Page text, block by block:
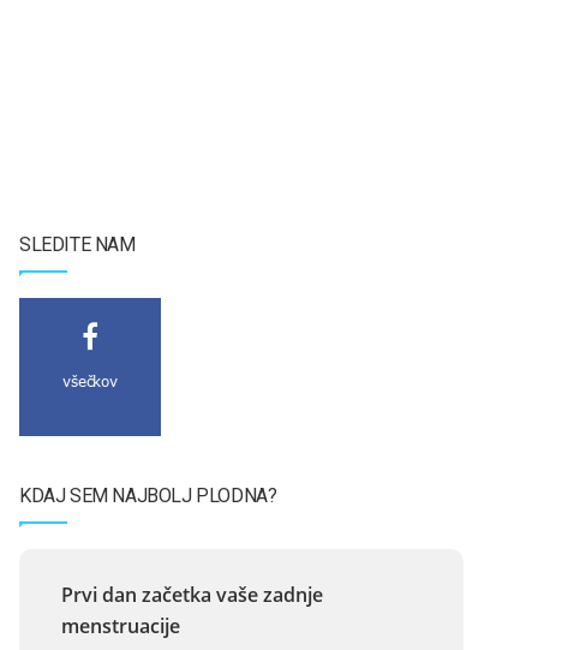
SLEDITE NAM
všečkov
KDAJ SEM NAJBOLJ PLODNA?
Prvi dan začetka vaše zadnje
menstruacije